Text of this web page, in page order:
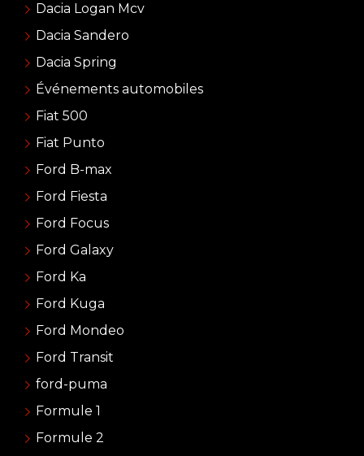
Dacia Logan Mcv
Dacia Sandero
Dacia Spring
Événements automobiles
Fiat 500
Fiat Punto
Ford B-max
Ford Fiesta
Ford Focus
Ford Galaxy
Ford Ka
Ford Kuga
Ford Mondeo
Ford Transit
ford-puma
Formule 1
Formule 2